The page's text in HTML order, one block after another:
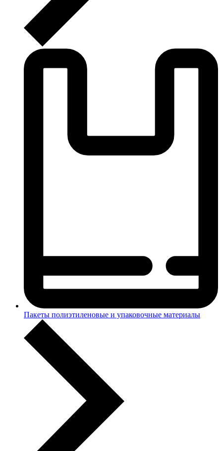
Пакеты полиэтиленовые и упаковочные материалы